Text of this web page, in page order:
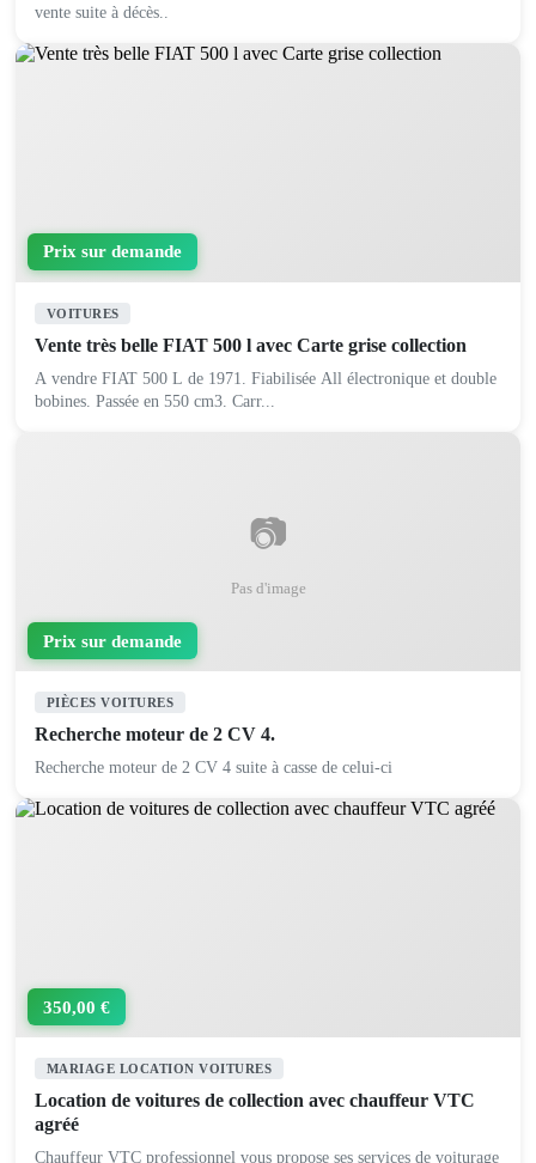
vente suite à décès..
Prix sur demande
VOITURES
Vente très belle FIAT 500 l avec Carte grise collection
A vendre FIAT 500 L de 1971. Fiabilisée All électronique et double
bobines. Passée en 550 cm3. Carr...
📷
Pas d'image
Prix sur demande
PIÈCES VOITURES
Recherche moteur de 2 CV 4.
Recherche moteur de 2 CV 4 suite à casse de celui-ci
350,00 €
MARIAGE LOCATION VOITURES
Location de voitures de collection avec chauffeur VTC
agréé
Chauffeur VTC professionnel vous propose ses services de voiturage